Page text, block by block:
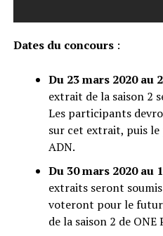
Dates du concours:
Du 23 mars 2020au
extrait de la saison 2
Les participants
sur cet extrait, puis
ADN.
Du 30 mars 2020au
extraits seront
voteront pour le
de la saison 2 de ONE